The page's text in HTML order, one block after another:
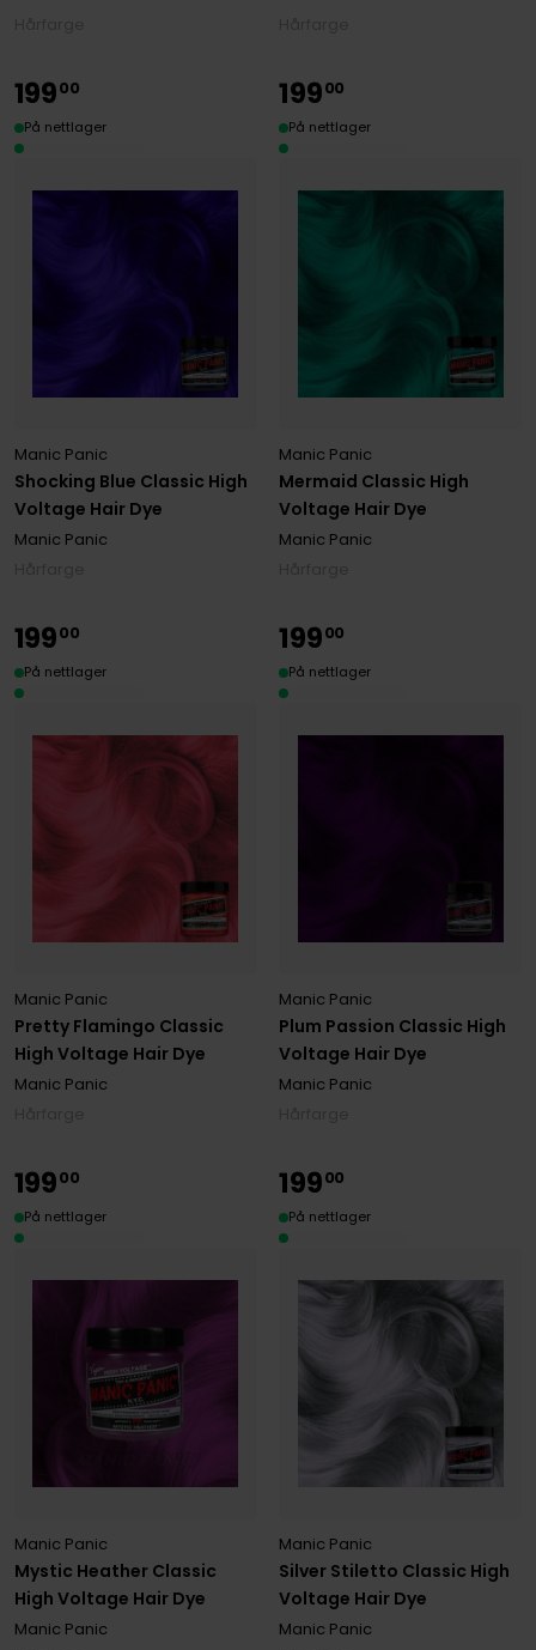
Shocking Blue Classic High
Voltage Hair Dye
Manic Panic
Manic Panic
19900
På nettlager
Mermaid Classic High
Voltage Hair Dye
Manic Panic
Manic Panic
19900
På nettlager
Pretty Flamingo Classic
High Voltage Hair Dye
Manic Panic
Manic Panic
19900
På nettlager
Plum Passion Classic High
Voltage Hair Dye
Manic Panic
Manic Panic
19900
På nettlager
Mystic Heather Classic
High Voltage Hair Dye
Manic Panic
Manic Panic
19900
På nettlager
Silver Stiletto Classic High
Voltage Hair Dye
Manic Panic
Manic Panic
19900
På nettlager